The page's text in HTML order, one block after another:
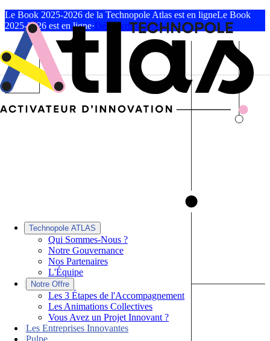
Le Book 2025-2026 de la Technopole Atlas est en ligneLe Book
2025-2026 est en ligne·Découvrir le Book
Technopole ATLAS
Qui Sommes-Nous ?
Notre Gouvernance
Nos Partenaires
L'Équipe
|
Notre Offre
Les 3 Étapes de l'Accompagnement
Les Animations Collectives
Vous Avez un Projet Innovant ?
|Les Entreprises Innovantes
|Pulpe